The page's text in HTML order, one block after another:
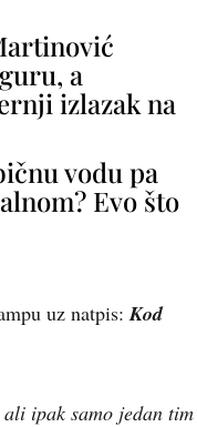
a
izlazak na
vodu pa
Evo što
uz natpis: Kod
ipak samo jedan tim